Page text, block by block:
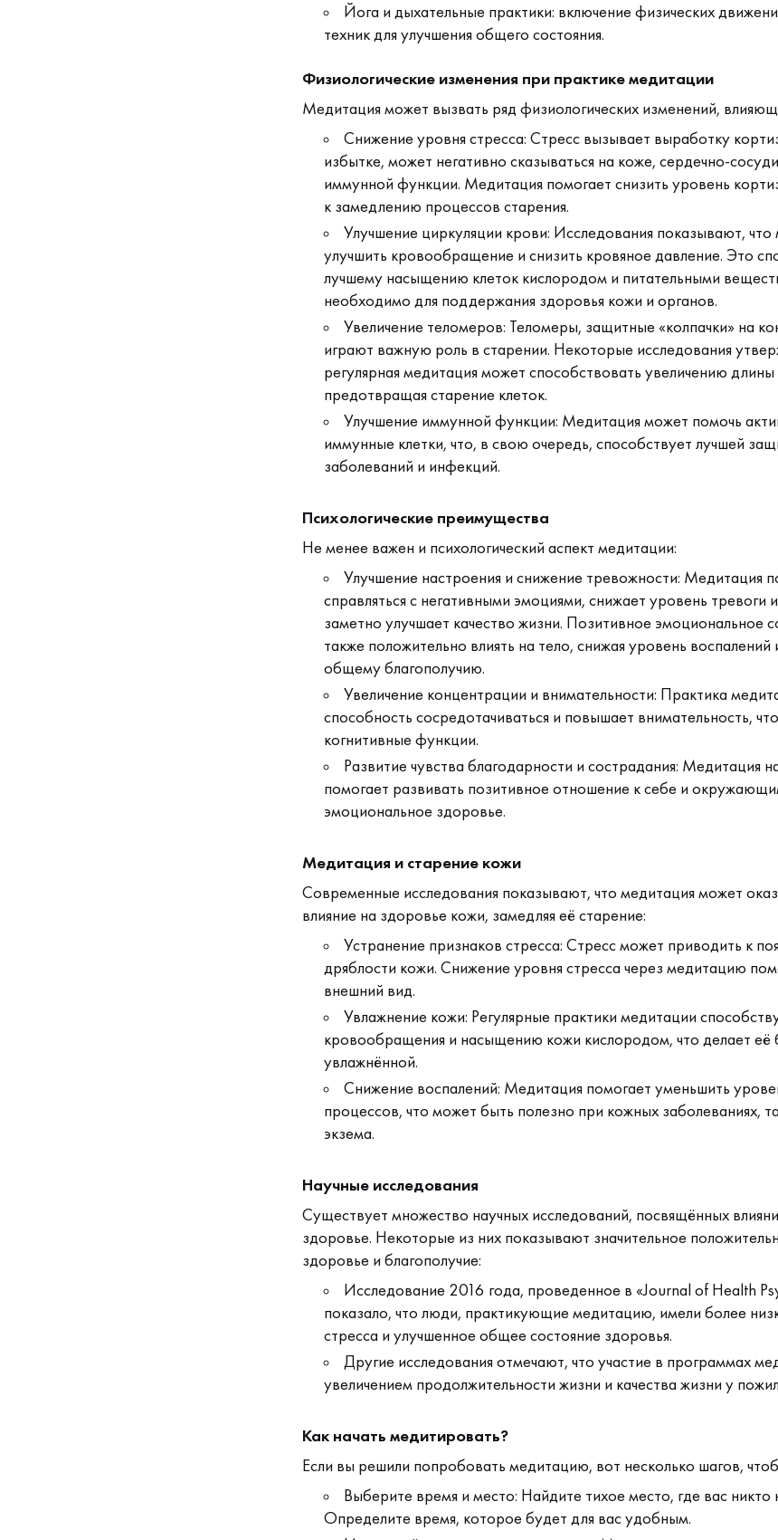
Йога и дыхательные практики: включение физических
техник для улучшения общего состояния.
Физиологические изменения при практике медитации
Медитация может вызвать ряд физиологических изменений,
Снижение уровня стресса: Стресс вызывает выработку
избытке, может негативно сказываться на коже, сердечно-
иммунной функции. Медитация помогает снизить уровень
к замедлению процессов старения.
Улучшение циркуляции крови: Исследования показывают,
улучшить кровообращение и снизить кровяное давление. Это
лучшему насыщению клеток кислородом и питательными
необходимо для поддержания здоровья кожи и органов.
Увеличение теломеров: Теломеры, защитные «колпачки» на
играют важную роль в старении. Некоторые исследования
регулярная медитация может способствовать увеличению
предотвращая старение клеток.
Улучшение иммунной функции: Медитация может помочь
иммунные клетки, что, в свою очередь, способствует лучшей
заболеваний и инфекций.
Психологические преимущества
Не менее важен и психологический аспект медитации:
Улучшение настроения и снижение тревожности: Медитация
справляться с негативными эмоциями, снижает уровень тревоги
заметно улучшает качество жизни. Позитивное эмоциональное
также положительно влиять на тело, снижая уровень воспалений
общему благополучию.
Увеличение концентрации и внимательности: Практика
способность сосредотачиваться и повышает внимательность,
когнитивные функции.
Развитие чувства благодарности и сострадания: Медитация
помогает развивать позитивное отношение к себе и
эмоциональное здоровье.
Медитация и старение кожи
Современные исследования показывают, что медитация может
влияние на здоровье кожи, замедляя её старение:
Устранение признаков стресса: Стресс может приводить к
дряблости кожи. Снижение уровня стресса через медитацию
внешний вид.
Увлажнение кожи: Регулярные практики медитации
кровообращения и насыщению кожи кислородом, что делает её
увлажнённой.
Снижение воспалений: Медитация помогает уменьшить
процессов, что может быть полезно при кожных заболеваниях,
экзема.
Научные исследования
Существует множество научных исследований, посвящённых
здоровье. Некоторые из них показывают значительное
здоровье и благополучие:
Исследование 2016 года, проведенное в «Journal of Health
показало, что люди, практикующие медитацию, имели более
стресса и улучшенное общее состояние здоровья.
Другие исследования отмечают, что участие в программах
увеличением продолжительности жизни и качества жизни у
Как начать медитировать?
Если вы решили попробовать медитацию, вот несколько шагов,
Выберите время и место: Найдите тихое место, где вас никто
Определите время, которое будет для вас удобным.